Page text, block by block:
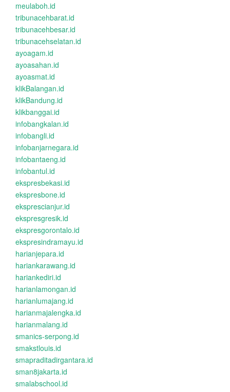
meulaboh.id
tribunacehbarat.id
tribunacehbesar.id
tribunacehselatan.id
ayoagam.id
ayoasahan.id
ayoasmat.id
klikBalangan.id
klikBandung.id
klikbanggai.id
infobangkalan.id
infobangli.id
infobanjarnegara.id
infobantaeng.id
infobantul.id
ekspresbekasi.id
ekspresbone.id
eksprescianjur.id
ekspresgresik.id
ekspresgorontalo.id
ekspresindramayu.id
harianjepara.id
hariankarawang.id
hariankediri.id
harianlamongan.id
harianlumajang.id
harianmajalengka.id
harianmalang.id
smanics-serpong.id
smakstlouis.id
smapraditadirgantara.id
sman8jakarta.id
smalabschool.id